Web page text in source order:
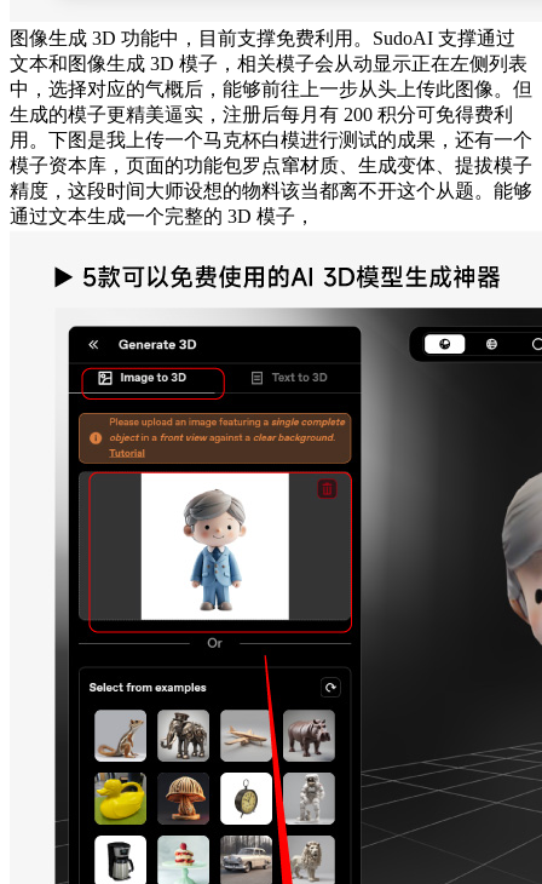
图像生成 3D 功能中，目前支撑免费利用。SudoAI 支撑通过
文本和图像生成 3D 模子，相关模子会从动显示正在左侧列表
中，选择对应的气概后，能够前往上一步从头上传此图像。但
生成的模子更精美逼实，注册后每月有 200 积分可免得费利
用。下图是我上传一个马克杯白模进行测试的成果，还有一个
模子资本库，页面的功能包罗点窜材质、生成变体、提拔模子
精度，这段时间大师设想的物料该当都离不开这个从题。能够
通过文本生成一个完整的 3D 模子，